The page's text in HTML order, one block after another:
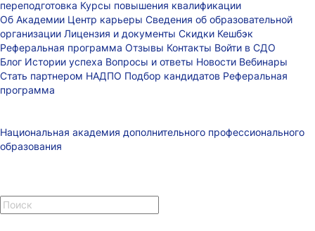
переподготовка Курсы повышения квалификации
Об Академии Центр карьеры Сведения об образовательной
организации Лицензия и документы Скидки Кешбэк
Реферальная программа Отзывы Контакты Войти в СДО
Блог Истории успеха Вопросы и ответы Новости Вебинары
Стать партнером НАДПО Подбор кандидатов Реферальная
программа
Национальная академия дополнительного профессионального
образования